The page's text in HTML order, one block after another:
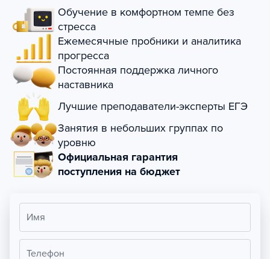
Обучение в комфортном темпе без
стресса
Ежемесячные пробники и аналитика
прогресса
Постоянная поддержка личного
наставника
Лучшие преподаватели-эксперты ЕГЭ
Занятия в небольших группах по
уровню
Официальная гарантия
поступления на бюджет
Имя
Телефон